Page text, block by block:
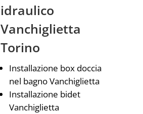
idraulico
Vanchiglietta
Torino
Installazione box doccia
nel bagno Vanchiglietta
Installazione bidet
Vanchiglietta